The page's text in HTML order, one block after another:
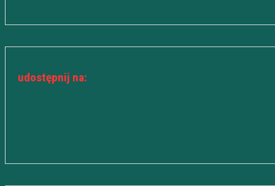
udostępnij na: